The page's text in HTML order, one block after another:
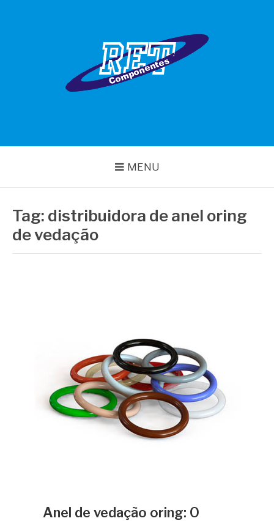
MENU
Tag: distribuidora de anel oring
de vedação
Anel de vedação oring: O